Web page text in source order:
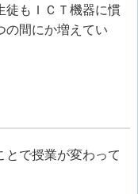
徒もＩＣＴ機器に慣
の間にか増えてい
とで授業が変わって